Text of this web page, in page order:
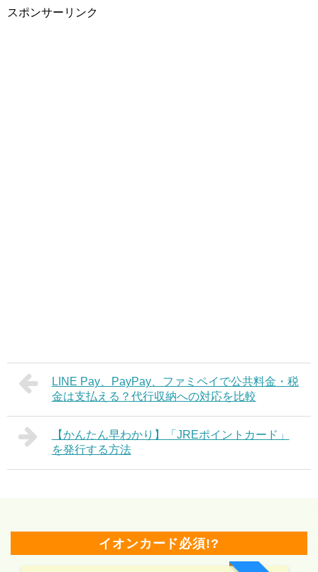
スポンサーリンク
LINE Pay、PayPay、ファミペイで公共料金・税
金は支払える？代行収納への対応を比較
【かんたん早わかり】「JREポイントカード」
を発行する方法
イオンカード必須!?